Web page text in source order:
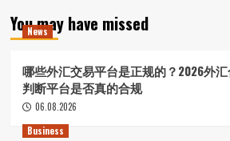
You may have missed
News
哪些外汇交易平台是正规的？2026外
判断平台是否真的合规
06.08.2026
Business